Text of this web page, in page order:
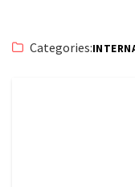
Categories: